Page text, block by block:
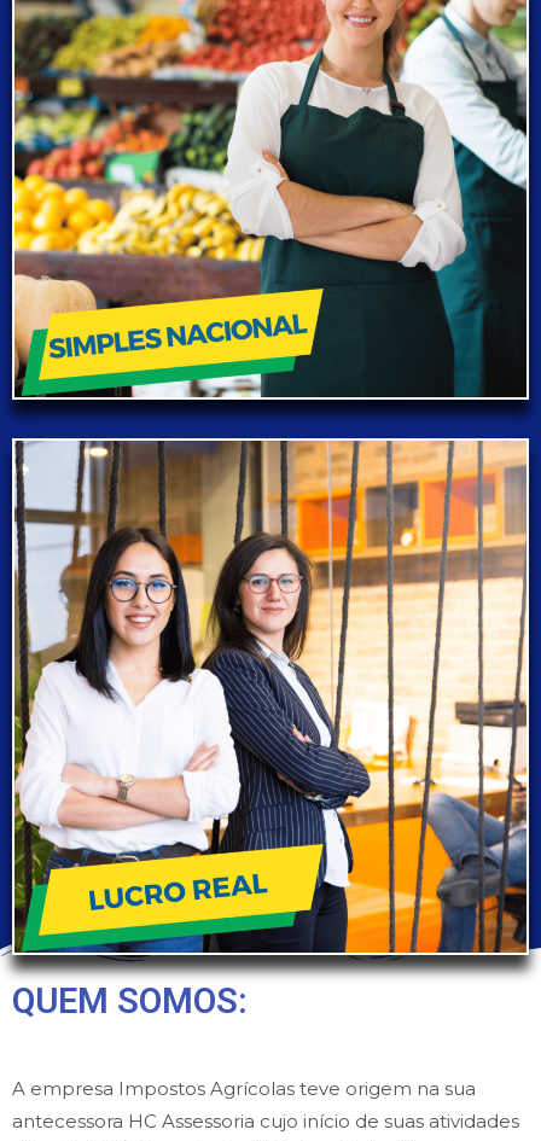
QUEM SOMOS:
A empresa Impostos Agrícolas teve origem na sua
antecessora HC Assessoria cujo início de suas atividades